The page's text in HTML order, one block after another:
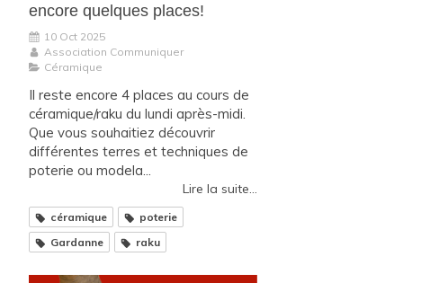
encore quelques places!
10 Oct 2025
Association Communiquer
Céramique
Il reste encore 4 places au cours de
céramique/raku du lundi après-midi.
Que vous souhaitiez découvrir
différentes terres et techniques de
poterie ou modela...
Lire la suite...
céramique
poterie
Gardanne
raku